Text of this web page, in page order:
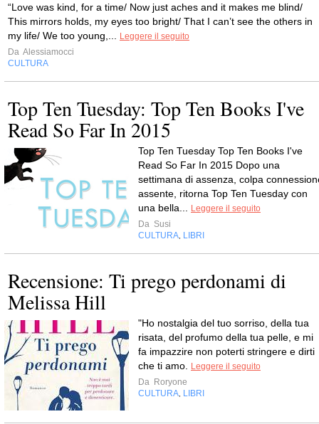
“Love was kind, for a time/ Now just aches and it makes me blind/
This mirrors holds, my eyes too bright/ That I can’t see the others in
my life/ We too young,...
Leggere il seguito
Da Alessiamocci
CULTURA
Top Ten Tuesday: Top Ten Books I've
Read So Far In 2015
Top Ten Tuesday Top Ten Books I've
Read So Far In 2015 Dopo una
settimana di assenza, colpa
assente, ritorna Top Ten Tuesday con
una bella...
Leggere il seguito
Da Susi
CULTURA LIBRI
Recensione: Ti prego perdonami di
Melissa Hill
"Ho nostalgia del tuo sorriso, della tua
risata, del profumo della tua pelle, e mi
fa impazzire non poterti stringere e dirti
che ti amo.
Leggere il seguito
Da Roryone
CULTURA LIBRI